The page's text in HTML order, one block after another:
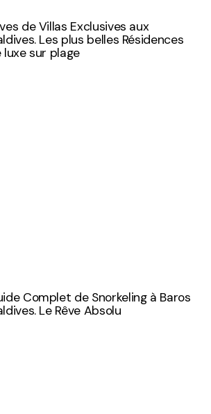
de Villas Exclusives aux
Les plus belles Résidences
luxe sur plage
Complet de Snorkeling à Baros
Le Rêve Absolu